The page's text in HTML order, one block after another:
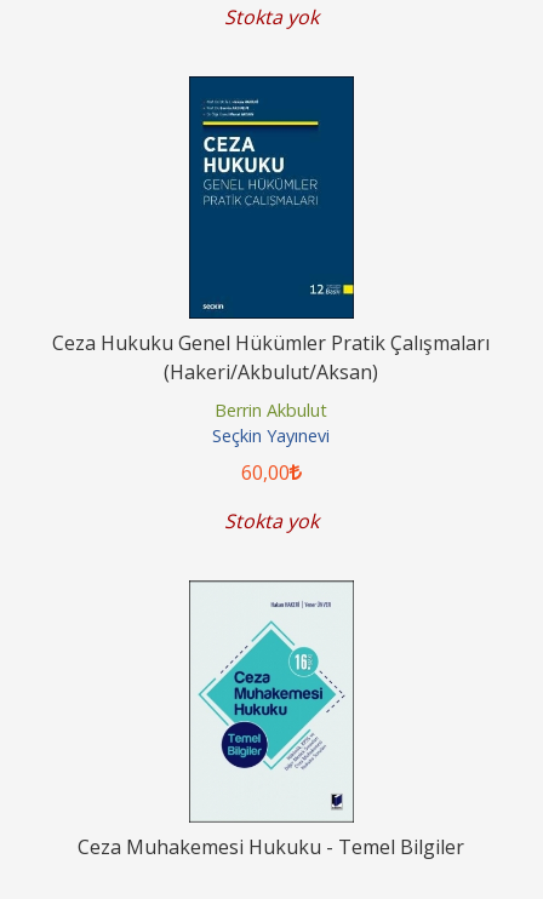
Stokta yok
Ceza Hukuku Genel Hükümler Pratik Çalışmaları
(Hakeri/Akbulut/Aksan)
Berrin Akbulut
Seçkin Yayınevi
60,00
Stokta yok
Ceza Muhakemesi Hukuku - Temel Bilgiler